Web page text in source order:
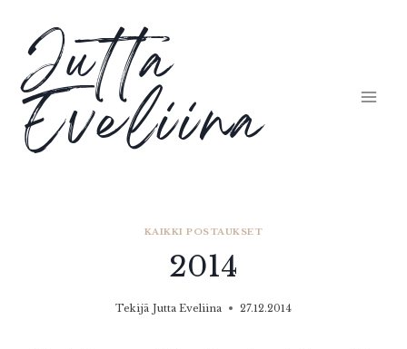
sisältöön
Jutta
Eveliina
KAIKKI POSTAUKSET
2014
Tekijä Jutta Eveliina 27.12.2014